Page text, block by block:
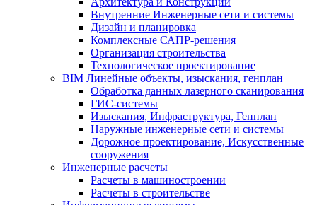
Внутренние Инженерные сети и системы
Дизайн и планировка
Комплексные САПР-решения
Организация строительства
Технологическое проектирование
BIM Линейные объекты, изыскания, генплан
Обработка данных лазерного сканирования
ГИС-системы
Изыскания, Инфраструктура, Генплан
Наружные инженерные сети и системы
Дорожное проектирование, Искусственные
сооружения
Инженерные расчеты
Расчеты в машиностроении
Расчеты в строительстве